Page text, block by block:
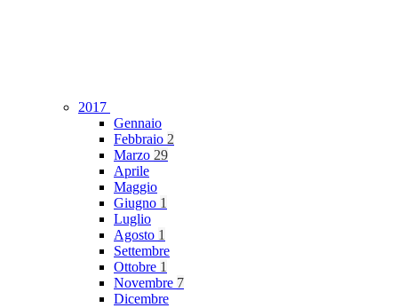
2017
Gennaio
Febbraio 2
Marzo 29
Aprile
Maggio
Giugno 1
Luglio
Agosto 1
Settembre
Ottobre 1
Novembre 7
Dicembre